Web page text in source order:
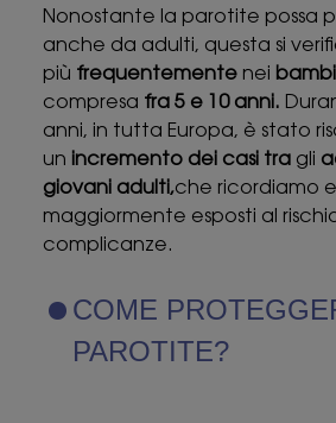
Nonostante la parotite possa
anche da adulti, questa si
più frequentemente nei
compresa fra 5 e 10 anni.
anni, in tutta Europa, è stato
un incremento dei casi tra gli
giovani adulti,che ricordiamo
maggiormente esposti al
complicanze.
COME
PAROTITE?